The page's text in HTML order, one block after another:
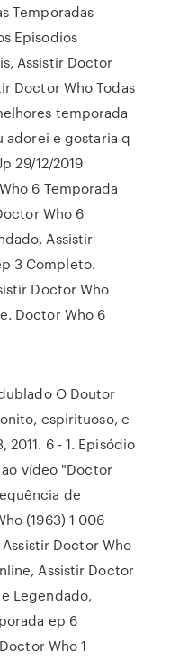
Temporadas
Episodios
Assistir Doctor
Doctor Who Todas
temporada
adorei e gostaria q
29/12/2019
6 Temporada
Who 6
Assistir
3 Completo.
Doctor Who
Doctor Who 6
O Doutor
espirituoso, e
6 - 1. Episódio
ao vídeo "Doctor
de
(1963) 1 006
Doctor Who
Assistir Doctor
Legendado,
ep 6
Who 1